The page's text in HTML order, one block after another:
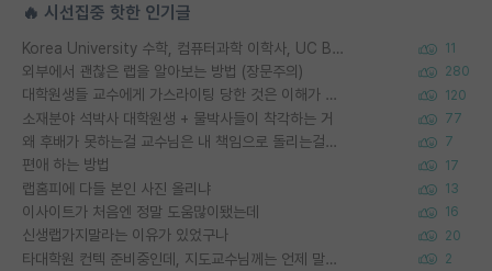
🔥 시선집중 핫한 인기글
Korea University 수학, 컴퓨터과학 이학사, UC Berkeley 산업공학 대학원 공학박사가 되는 것은 쉽지 않겠죠? 11
외부에서 괜찮은 랩을 알아보는 방법 (장문주의) 280
대학원생들 교수에게 가스라이팅 당한 것은 이해가 갑니다. 안타깝네요. 120
소재분야 석박사 대학원생 + 물박사들이 착각하는 거 77
왜 후배가 못하는걸 교수님은 내 책임으로 돌리는걸까요? 7
편애 하는 방법 17
랩홈피에 다들 본인 사진 올리냐 13
이사이트가 처음엔 정말 도움많이됐는데 16
신생랩가지말라는 이유가 있었구나 20
타대학원 컨텍 준비중인데, 지도교수님께는 언제 말씀드려야 할까요? 2